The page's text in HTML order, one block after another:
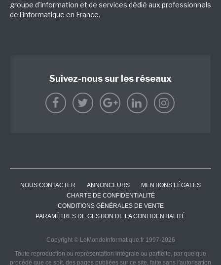
groupe d'information et de services dédié aux professionnels
de l'informatique en France.
Suivez-nous sur les réseaux
NOUS CONTACTER ANNONCEURS
MENTIONS LÉGALES
CHARTE DE CONFIDENTIALITÉ
CONDITIONS GÉNÉRALES DE VENTE
PARAMÈTRES DE GESTION DE LA CONFIDENTIALITÉ
Copyright © LeMondeInformatique.fr 1997-2026
Toute reproduction ou représentation intégrale ou partielle, par quelque
procédé que ce soit, des pages publiées sur ce site, faite sans l'autorisation